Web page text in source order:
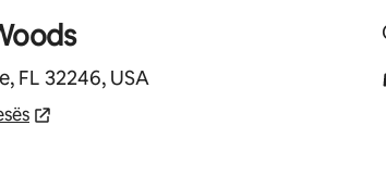
FL 32246, USA